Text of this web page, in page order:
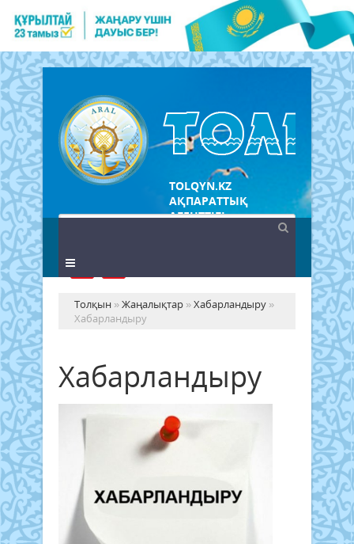
TOLQYN.KZ
АҚПАРАТТЫҚ
АГЕНТТІГІ
Толқын »Жаңалықтар »Хабарландыру »
Хабарландыру
Хабарландыру